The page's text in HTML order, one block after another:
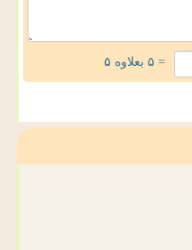
= ۵ بعلاوه ۵